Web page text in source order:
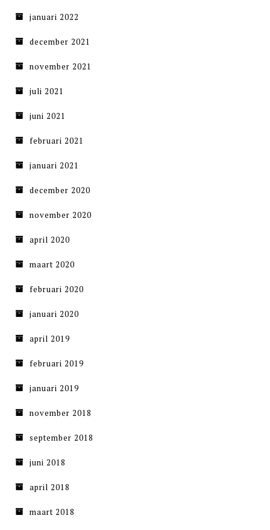
januari 2022
december 2021
november 2021
juli 2021
juni 2021
februari 2021
januari 2021
december 2020
november 2020
april 2020
maart 2020
februari 2020
januari 2020
april 2019
februari 2019
januari 2019
november 2018
september 2018
juni 2018
april 2018
maart 2018